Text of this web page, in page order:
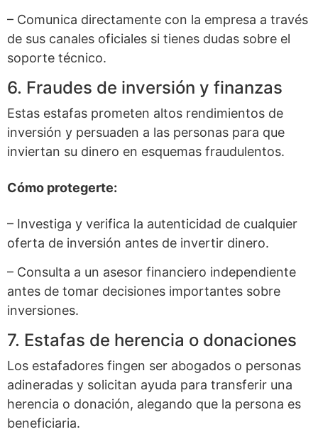
– Comunica directamente con la empresa a través
de sus canales oficiales si tienes dudas sobre el
soporte técnico.
6. Fraudes de inversión y finanzas
Estas estafas prometen altos rendimientos de
inversión y persuaden a las personas para que
inviertan su dinero en esquemas fraudulentos.
Cómo protegerte:
– Investiga y verifica la autenticidad de cualquier
oferta de inversión antes de invertir dinero.
– Consulta a un asesor financiero independiente
antes de tomar decisiones importantes sobre
inversiones.
7. Estafas de herencia o donaciones
Los estafadores fingen ser abogados o personas
adineradas y solicitan ayuda para transferir una
herencia o donación, alegando que la persona es
beneficiaria.